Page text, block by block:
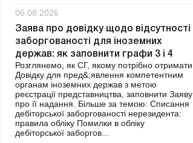
06.08.2026
Заява про довідку щодо відсутності
заборгованості для іноземних
держав: як заповнити графи 3 і 4
Розглянемо, як СГ, якому потрібно отримати
Довідку для пред&;явлення компетентним
органам іноземних держав з метою
реєстрації представництва, заповнити Заяву
про її надання. Більше за темою: Списання
дебіторської заборгованості нерезидента:
правила обліку Помилки в обліку
дебіторської заборгов...